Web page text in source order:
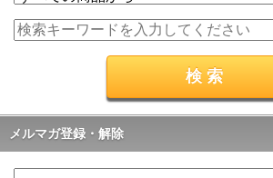
メルマガ登録・解除